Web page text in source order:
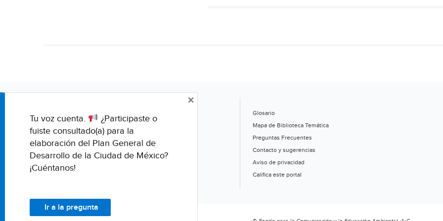
Glosario
Mapa de Biblioteca Temática
Preguntas Frecuentes
Contacto y sugerencias
Aviso de privacidad
Califica este portal
Tu voz cuenta.
¿Participaste o
fuiste consultado(a) para la
elaboración del Plan General de
Desarrollo de la Ciudad de México?
¡Cuéntanos!
Ir a la pregunta
×